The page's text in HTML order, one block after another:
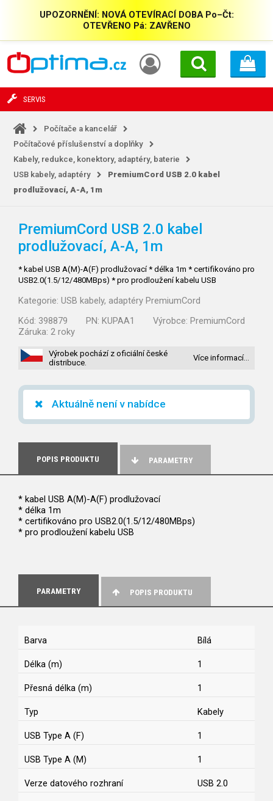
UPOZORNĚNÍ: NOVÁ OTEVÍRACÍ DOBA Po–Čt:
OTEVŘENO Pá: ZAVŘENO
SERVIS
Počítače a kancelář
Počítačové příslušenství a doplňky
Kabely, redukce, konektory, adaptéry, baterie
USB kabely, adaptéry
PremiumCord USB 2.0 kabel
prodlužovací, A-A, 1m
PremiumCord USB 2.0 kabel
prodlužovací, A-A, 1m
* kabel USB A(M)-A(F) prodlužovací * délka 1m * certifikováno pro
USB2.0(1.5/12/480MBps) * pro prodloužení kabelu USB
Kategorie: USB kabely, adaptéry PremiumCord
Kód: 398879 PN: KUPAA1 Výrobce: PremiumCord
Záruka: 2 roky
Výrobek pochází z oficiální české
distribuce.
Více informací…
Aktuálně není v nabídce
POPIS PRODUKTU PARAMETRY
* kabel USB A(M)-A(F) prodlužovací
* délka 1m
* certifikováno pro USB2.0(1.5/12/480MBps)
* pro prodloužení kabelu USB
PARAMETRY POPIS PRODUKTU
Barva Bílá
Délka (m) 1
Přesná délka (m) 1
Typ Kabely
USB Type A (F) 1
USB Type A (M) 1
Verze datového rozhraní USB 2.0